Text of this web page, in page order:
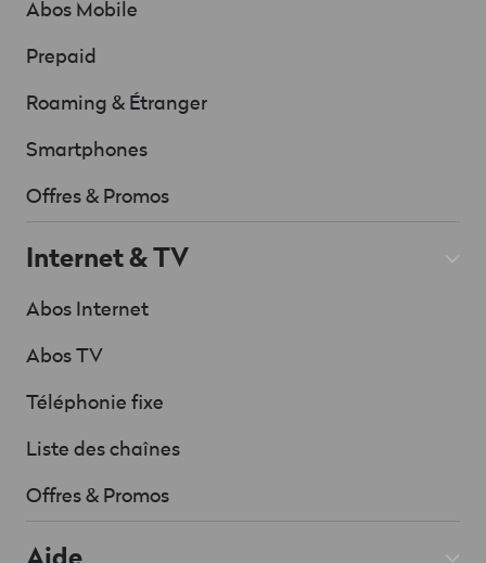
Abos Mobile
Prepaid
Roaming & Étranger
Smartphones
Offres & Promos
Internet & TV
Abos Internet
Abos TV
Téléphonie fixe
Liste des chaînes
Offres & Promos